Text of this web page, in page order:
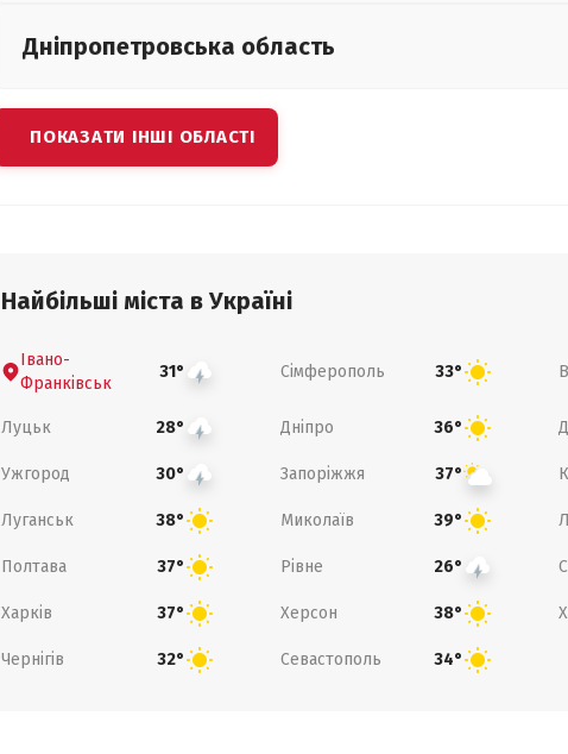
Дніпропетровська область
ПОКАЗАТИ ІНШІ ОБЛАСТІ
Найбільші міста в Україні
Івано-
Франківськ
31° Сімферополь 33°
Луцьк 28° Дніпро 36°
Ужгород 30° Запоріжжя 37°
Луганськ 38° Миколаїв 39°
Полтава 37° Рівне 26°
Харків 37° Херсон 38°
Чернігів 32° Севастополь 34°